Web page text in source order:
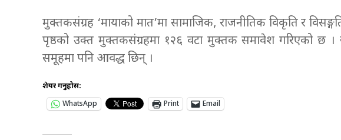
मुक्तकसंग्रह ‘मायाको मात’मा सामाजिक, राजनीतिक विकृति र
पृष्ठको उक्त मुक्तकसंग्रहमा १२६ वटा मुक्तक समावेश गरिएको छ ।
समूहमा पनि आवद्ध छिन् ।
शेयर गर्नुहोस:
WhatsApp
Print Email